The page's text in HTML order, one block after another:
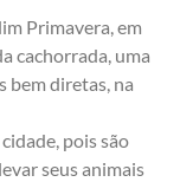
Primavera, em
cachorrada, uma
bem diretas, na
pois são
seus animais